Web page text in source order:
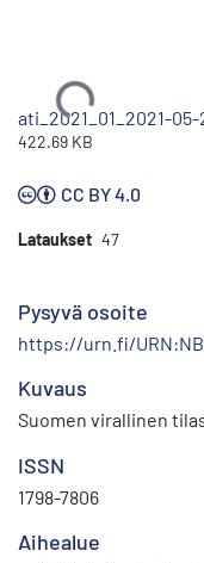
Ladataan...
ati_2021_01_2021-
422.69 KB
CC BY 4.0
Lataukset 47
Pysyvä osoite
https://urn.fi/
Kuvaus
Suomen virallinen
ISSN
1798-7806
Aihealue